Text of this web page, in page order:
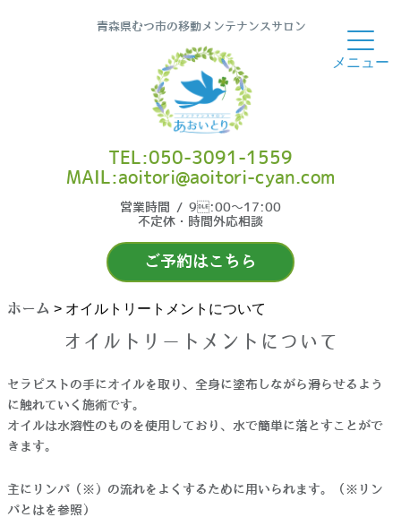
青森県むつ市の移動メンテナンスサロン
ご予約はこちら
TEL:050-3091-1559
MAIL:aoitori@aoitori-cyan.com
営業時間 / 9:00〜17:00
不定休・時間外応相談
ホーム > オイルトリートメントについて
オイルトリートメントについて
セラピストの手にオイルを取り、全身に塗布しながら滑らせるよう
に触れていく施術です。
オイルは水溶性のものを使用しており、水で簡単に落とすことがで
きます。
主にリンパ（※）の流れをよくするために用いられます。（※リン
パとはを参照）